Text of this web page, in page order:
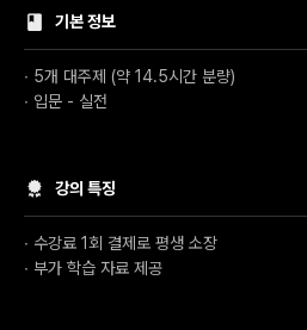
기본 정보
∙ 5개 대주제 (약 14.5시간 분량)
∙ 입문 - 실전
강의 특징
∙ 수강료 1회 결제로 평생 소장
∙ 부가 학습 자료 제공